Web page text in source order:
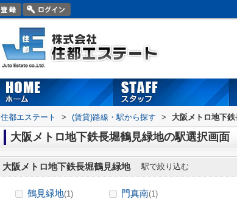
住都エステート > (賃貸)路線・駅から探す > 大阪メトロ地下
大阪メトロ地下鉄長堀鶴見緑地の駅選択画面
大阪メトロ地下鉄長堀鶴見緑地 駅で絞り込む
鶴見緑地(1) 門真南(1)